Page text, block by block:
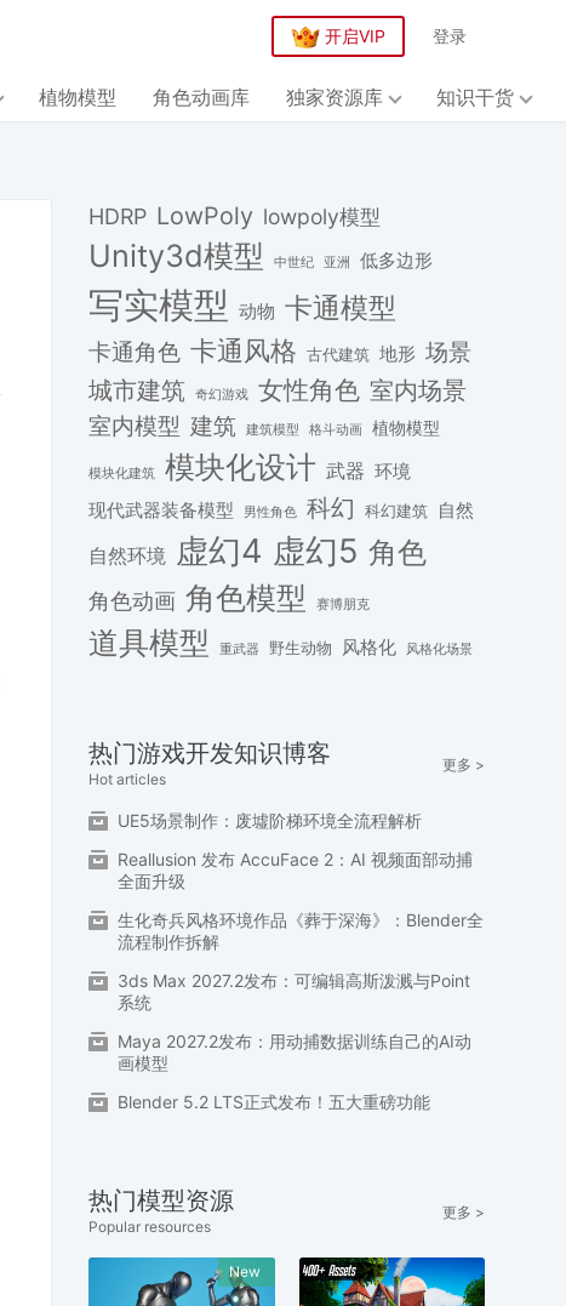
开启VIP 登录
植物模型 角色动画库 独家资源库 知识干货
HDRP LowPoly lowpoly模型
Unity3d模型 中世纪 亚洲 低多边形
写实模型 动物 卡通模型
卡通角色 卡通风格 古代建筑 地形 场景
城市建筑
奇幻游戏 女性角色 室内场景
室内模型 建筑 建筑模型 格斗动画 植物模型
模块化建筑 模块化设计 武器 环境
现代武器装备模型
男性角色 科幻 科幻建筑 自然
自然环境 虚幻4 虚幻5 角色
角色动画 角色模型 赛博朋克
道具模型 重武器 野生动物 风格化 风格化场景
热门游戏开发知识博客
Hot articles
更多 >
UE5场景制作：废墟阶梯环境全流程解析
Reallusion 发布 AccuFace 2：AI 视频面部动捕
全面升级
生化奇兵风格环境作品《葬于深海》：Blender全
流程制作拆解
3ds Max 2027.2发布：可编辑高斯泼溅与Point
系统
Maya 2027.2发布：用动捕数据训练自己的AI动
画模型
Blender 5.2 LTS正式发布！五大重磅功能
热门模型资源
Popular resources
更多 >